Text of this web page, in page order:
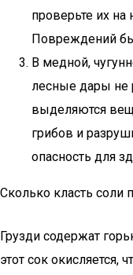
проверьте их на
Повреждений
В медной,
лесные дары не
выделяются
грибов и
опасность для
Сколько класть соли
Грузди содержат
этот сок окисляется,